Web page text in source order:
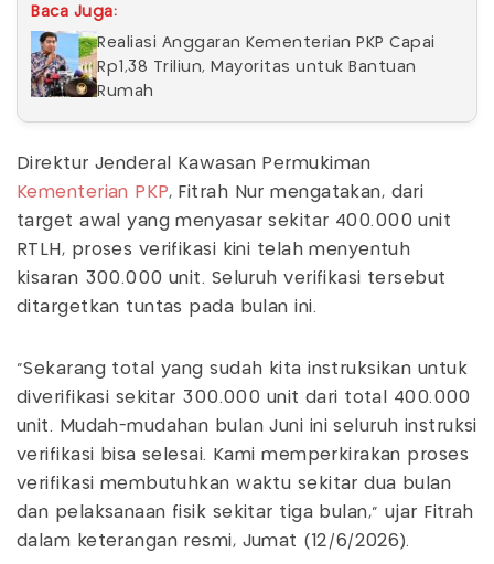
Baca Juga:
Realiasi Anggaran Kementerian PKP Capai
Rp1,38 Triliun, Mayoritas untuk Bantuan
Rumah
Direktur Jenderal Kawasan Permukiman
Kementerian PKP, Fitrah Nur mengatakan, dari
target awal yang menyasar sekitar 400.000 unit
RTLH, proses verifikasi kini telah menyentuh
kisaran 300.000 unit. Seluruh verifikasi tersebut
ditargetkan tuntas pada bulan ini.
"Sekarang total yang sudah kita instruksikan untuk
diverifikasi sekitar 300.000 unit dari total 400.000
unit. Mudah-mudahan bulan Juni ini seluruh instruksi
verifikasi bisa selesai. Kami memperkirakan proses
verifikasi membutuhkan waktu sekitar dua bulan
dan pelaksanaan fisik sekitar tiga bulan," ujar Fitrah
dalam keterangan resmi, Jumat (12/6/2026).